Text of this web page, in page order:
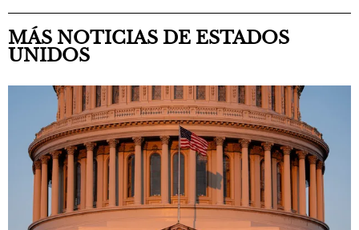
MÁS NOTICIAS DE ESTADOS
UNIDOS